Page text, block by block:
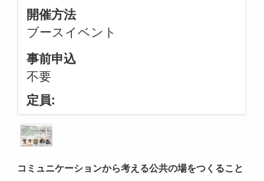
開催方法
ブースイベント
事前申込
不要
定員:
コミュニケーションから考える公共の場をつくること